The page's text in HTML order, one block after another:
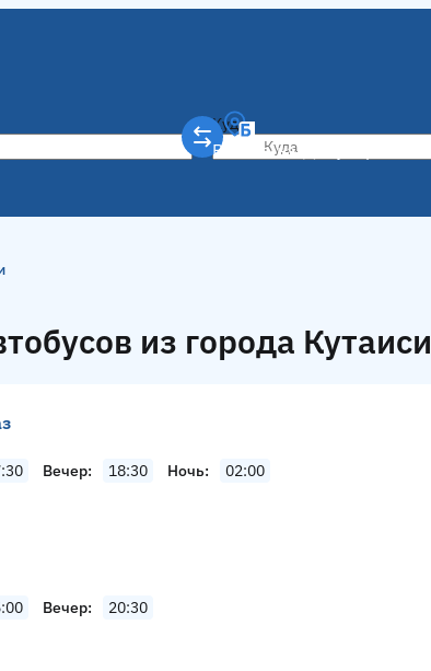
Куда
Ростов-на-Дону
из города Кутаиси
Вечер 18:30 Ночь 02:00
Вечер 20:30